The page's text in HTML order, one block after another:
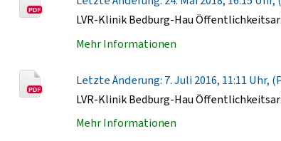
LVR-Klinik Bedburg-Hau
Mehr Informationen
Letzte Änderung: 7. Juli 2016, 11:11 Uhr,
LVR-Klinik Bedburg-Hau
Mehr Informationen